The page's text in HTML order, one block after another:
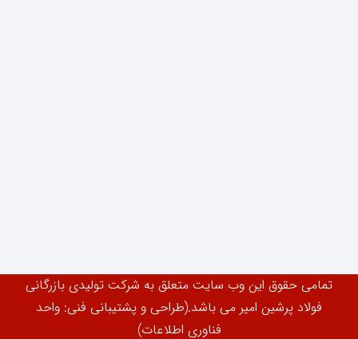
تمامی حقوق این وب سایت متعلق به شرکت تولیدی بازرگانی
فولاد پرشین امیر می باشد.(طراحی و پشتیبانی فنی: واحد
فناوری اطلاعات)